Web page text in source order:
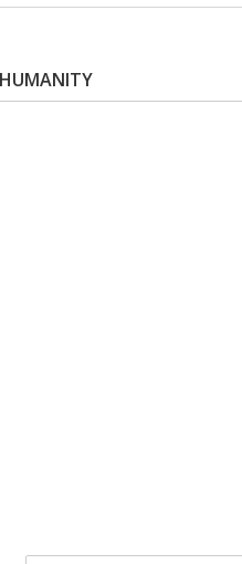
HUMANITY